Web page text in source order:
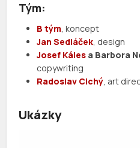
Tým:
B tým, koncept
Jan Sedláček, design
Josef Káles a Barbora
copywriting
Radoslav Cichý, art
Ukázky